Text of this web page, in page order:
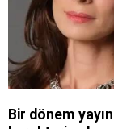
Bir dönem